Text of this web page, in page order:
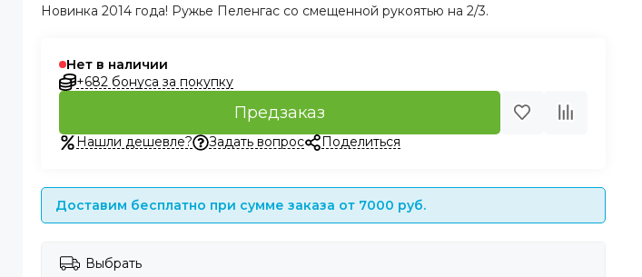
Новинка 2014 года! Ружье Пеленгас со смещенной рукоятью на 2/3.
Нет в наличии
+682 бонуса за покупку
Предзаказ
Нашли дешевле? Задать вопрос Поделиться
Доставим бесплатно при сумме заказа от 7000 руб.
Выбрать